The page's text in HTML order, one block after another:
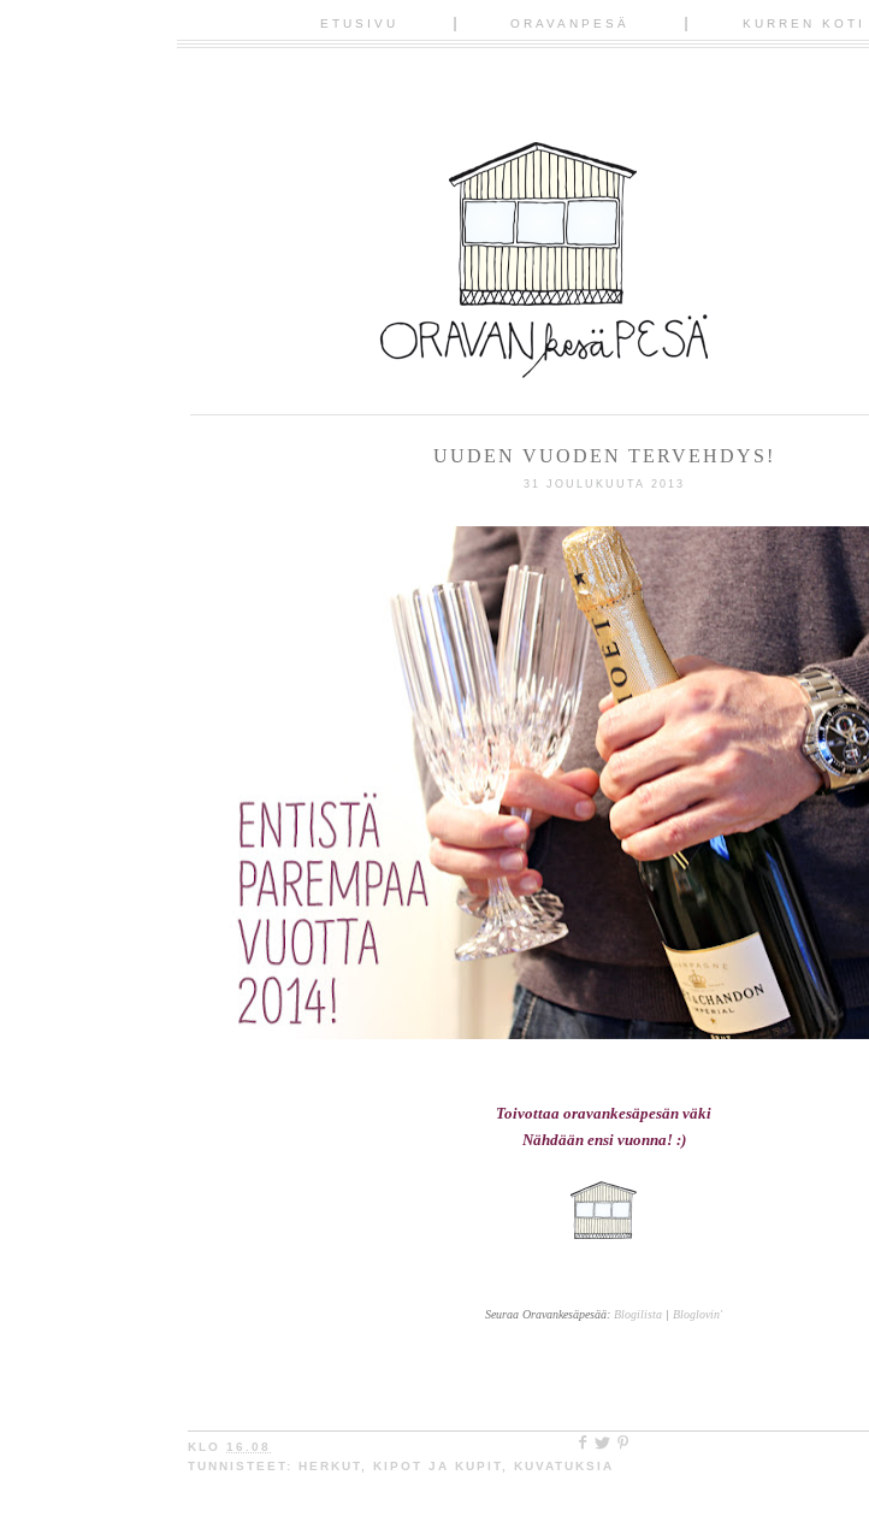
ETUSIVU ORAVANPESÄ KURREN KOTI
UUDEN VUODEN TERVEHDYS!
31 JOULUKUUTA 2013
Toivottaa oravankesäpesän väki
Nähdään ensi vuonna! :)
Seuraa Oravankesäpesää: Blogilista | Bloglovin'
KLO 16.08
TUNNISTEET: HERKUT KIPOT JA KUPIT KUVATUKSIA